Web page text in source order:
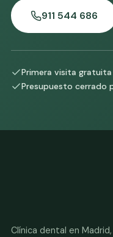
911 544 686
Primera visita gratuita
Presupuesto cerrado
Clínica dental en